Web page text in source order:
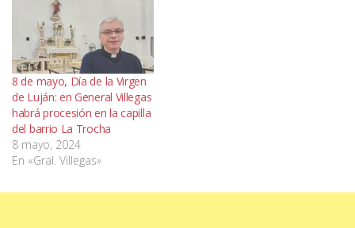
8 de mayo, Día de la Virgen
de Luján: en General Villegas
habrá procesión en la capilla
del barrio La Trocha
8 mayo, 2024
En «Gral. Villegas»